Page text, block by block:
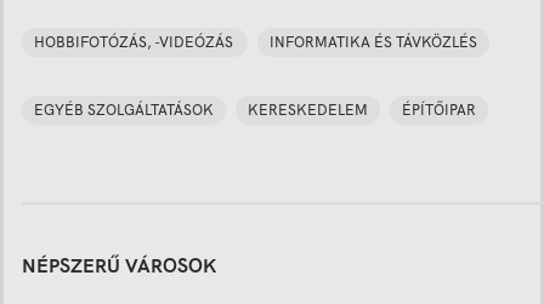
HOBBIFOTÓZÁS, -VIDEÓZÁS INFORMATIKA ÉS TÁVKÖZLÉS
EGYÉB SZOLGÁLTATÁSOK KERESKEDELEM ÉPÍTŐIPAR
NÉPSZERŰ VÁROSOK